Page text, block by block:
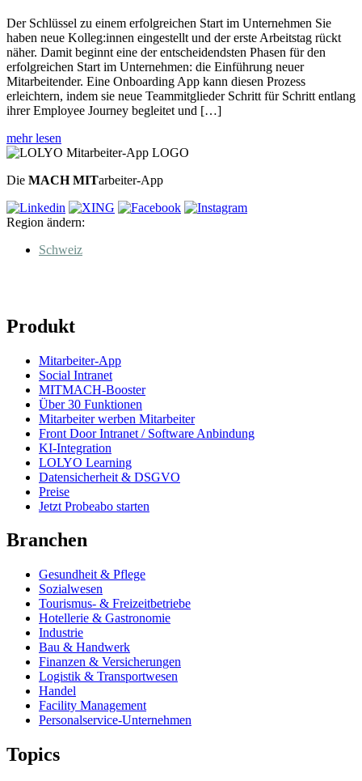
Der Schlüssel zu einem erfolgreichen Start im Unternehmen Sie
haben neue Kolleg:innen eingestellt und der erste Arbeitstag rückt
näher. Damit beginnt eine der entscheidendsten Phasen für den
erfolgreichen Start im Unternehmen: die Einführung neuer
Mitarbeitender. Eine Onboarding App kann diesen Prozess
erleichtern, indem sie neue Teammitglieder Schritt für Schritt entlang
ihrer Employee Journey begleitet und […]
mehr lesen
Die MACH MITarbeiter-App
Region ändern:
Schweiz
Produkt
Mitarbeiter-App
Social Intranet
MITMACH-Booster
Über 30 Funktionen
Mitarbeiter werben Mitarbeiter
Front Door Intranet / Software Anbindung
KI-Integration
LOLYO Learning
Datensicherheit & DSGVO
Preise
Jetzt Probeabo starten
Branchen
Gesundheit & Pflege
Sozialwesen
Tourismus- & Freizeitbetriebe
Hotellerie & Gastronomie
Industrie
Bau & Handwerk
Finanzen & Versicherungen
Logistik & Transportwesen
Handel
Facility Management
Personalservice-Unternehmen
Topics